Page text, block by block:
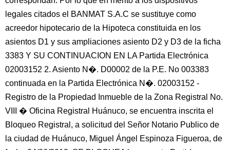
legales citados el BANMAT S.A.C se sustituye como
acreedor hipotecario de la Hipoteca constituida en los
asientos D1 y sus ampliaciones asiento D2 y D3 de la ficha
3383 Y SU CONTINUACION EN LA Partida Electrónica
02003152 2. Asiento N�. D00002 de la P.E. No 003383
continuada en la Partida Electrónica N�. 02003152 -
Registro de la Propiedad Inmueble de la Zona Registral No.
VIII � Oficina Registral Huánuco, se encuentra inscrita el
Bloqueo Registral, a solicitud del Señor Notario Publico de
la ciudad de Huánuco, Miguel Ángel Espinoza Figueroa, de